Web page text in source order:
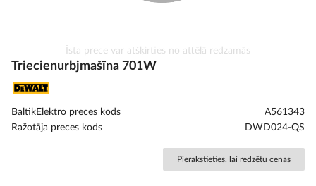
uz
sākumu
Īsta prece var atšķirties no attēlā redzamās
Triecienurbjmašīna 701W
BaltikElektro preces kods
A561343
Ražotāja preces kods
DWD024-QS
Pierakstieties, lai redzētu cenas